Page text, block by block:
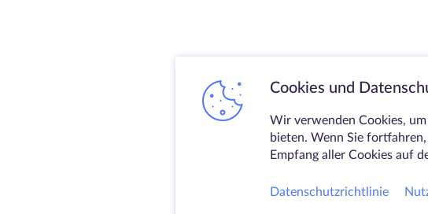
Cookies und
Wir verwenden Cookies,
bieten. Wenn Sie
Empfang aller Cookies auf
Datenschutzrichtlinie